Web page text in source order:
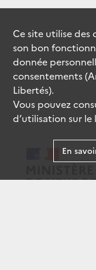
Ce site utilise des
son bon
donnée
consentements
Libertés).
Vous pouvez
d’utilisation sur le
En